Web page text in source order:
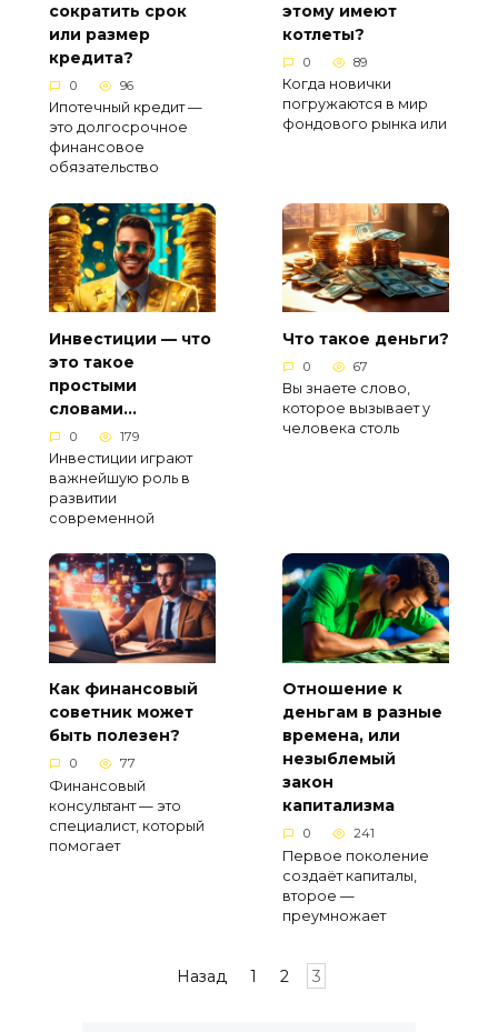
сократить срок
или размер
кредита?
0 96
Ипотечный кредит —
это долгосрочное
финансовое
обязательство
этому имеют
котлеты?
0 89
Когда новички
погружаются в мир
фондового рынка или
Инвестиции — что
это такое
простыми
словами…
0 179
Инвестиции играют
важнейшую роль в
развитии
современной
Что такое деньги?
0 67
Вы знаете слово,
которое вызывает у
человека столь
Как финансовый
советник может
быть полезен?
0 77
Финансовый
консультант — это
специалист, который
помогает
Отношение к
деньгам в разные
времена, или
незыблемый
закон
капитализма
0 241
Первое поколение
создаёт капиталы,
второе —
преумножает
Назад 1 2 3